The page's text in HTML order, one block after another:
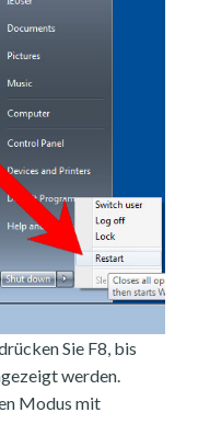
Sie F8, bis
werden.
Modus mit